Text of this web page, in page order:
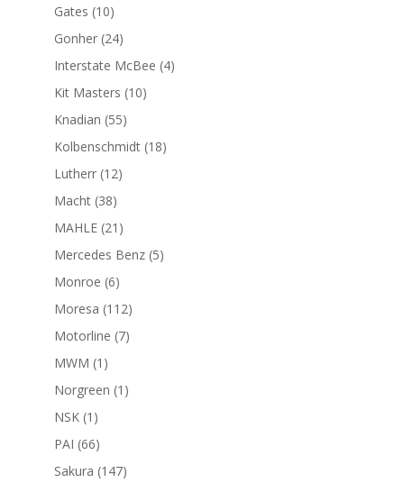
productos
Gates 1010
productos
Gonher 2424
productos
Interstate McBee 44
Kit Masters 1010
Knadian 5555
productos
Kolbenschmidt 1818
Lutherr 1212
Macht 3838
productos
MAHLE 21 21
productos
Mercedes Benz 55
Monroe 66
productos
Moresa 112112
productos
Motorline 77
MWM 1 1
producto
Norgreen 1 1
NSK 1 1
producto
PAI 6666
productos
Sakura 147147